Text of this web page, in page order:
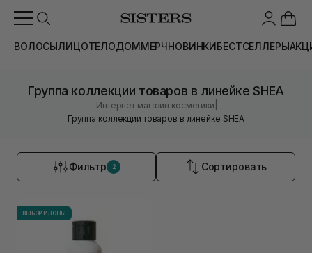
ВОЛОСЫЛИЦОТЕЛОДОММЕРЧНОВИНКИБЕСТСЕЛЛЕРЫ
Группа коллекции товаров в линейке SHEA
Интернет магазин косметики
Группа коллекции товаров в линейке SHEA
Фильтр 2 Сортировать
ВЫБОР ИЛОНЫ